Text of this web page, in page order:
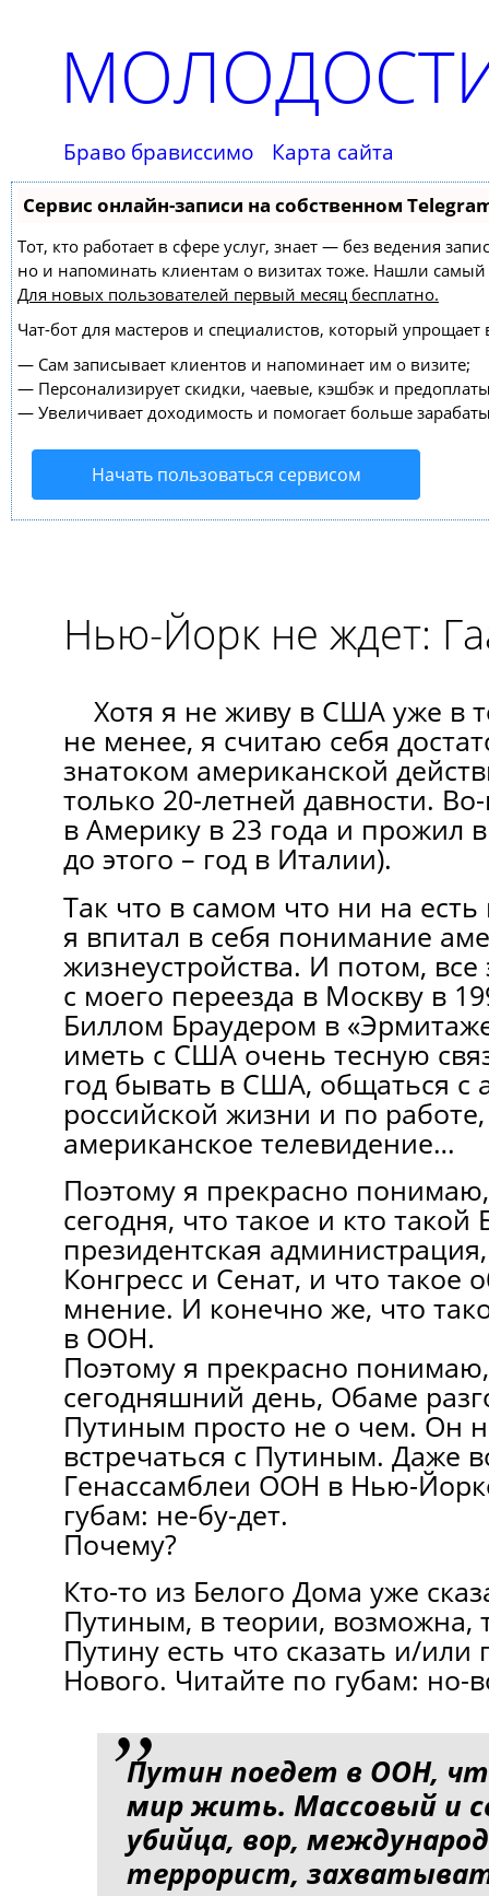
Браво брависсимо Карта сайта
Сервис онлайн-записи на собственном
Тот, кто работает в сфере услуг, знает — без ведения
но и напоминать клиентам о визитах тоже. Нашли
Для новых пользователей первый месяц бесплатно.
Чат-бот для мастеров и специалистов, который упрощает
— Сам записывает клиентов и напоминает им о визите;
— Персонализирует скидки, чаевые, кэшбэк и
— Увеличивает доходимость и помогает больше
Начать пользоваться сервисом
Нью-Йорк не ждет:
Хотя я не живу в США уже в
не менее, я считаю себя
знатоком американской
только 20-летней давности.
в Америку в 23 года и прожил
до этого – год в Италии).
Так что в самом что ни на
я впитал в себя понимание
жизнеустройства. И потом,
с моего переезда в Москву в
Биллом Браудером в
иметь с США очень тесную
год бывать в США, общаться с
российской жизни и по
американское телевидение…
Поэтому я прекрасно
сегодня, что такое и кто
президентская
Конгресс и Сенат, и что такое
мнение. И конечно же, что
в ООН.
Поэтому я прекрасно
сегодняшний день, Обаме
Путиным просто не о чем. Он
встречаться с Путиным. Даже
Генассамблеи ООН в Нью-
губам: не-бу-дет.
Почему?
Кто-то из Белого Дома уже
Путиным, в теории, возможна,
Путину есть что сказать и/или
Нового. Читайте по губам: но-
Путин поедет в ООН,
мир жить. Массовый и
убийца, вор,
террорист,